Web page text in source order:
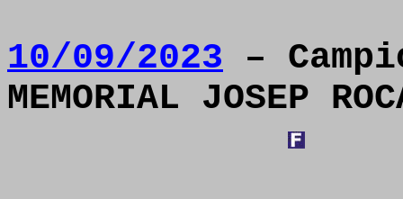
10/09/2023 –
MEMORIAL JOSEP